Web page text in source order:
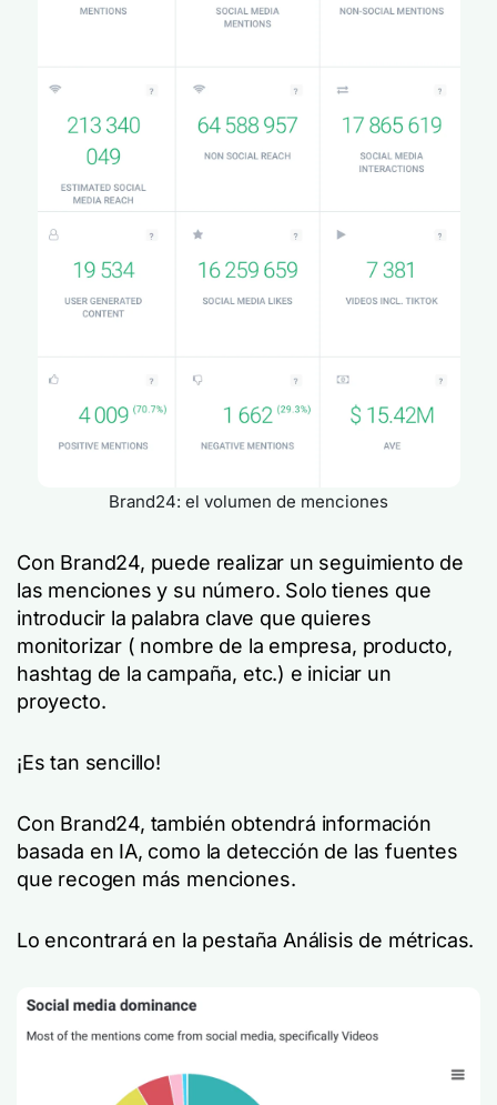
Brand24: el volumen de menciones
Con Brand24, puede realizar un seguimiento de
las menciones y su número. Solo tienes que
introducir la palabra clave que quieres
monitorizar ( nombre de la empresa, producto,
hashtag de la campaña, etc.) e iniciar un
proyecto.
¡Es tan sencillo!
Con Brand24, también obtendrá información
basada en IA, como la detección de las fuentes
que recogen más menciones.
Lo encontrará en la pestaña Análisis de métricas.